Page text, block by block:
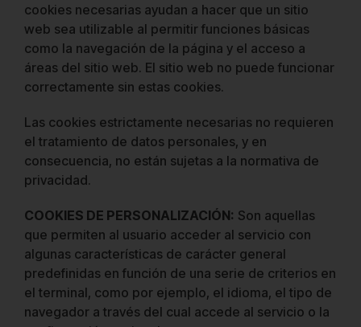
cookies necesarias ayudan a hacer que un sitio
web sea utilizable al permitir funciones básicas
como la navegación de la página y el acceso a
áreas del sitio web. El sitio web no puede funcionar
correctamente sin estas cookies.
Las cookies estrictamente necesarias no requieren
el tratamiento de datos personales, y en
consecuencia, no están sujetas a la normativa de
privacidad.
COOKIES DE PERSONALIZACIÓN: Son aquellas
que permiten al usuario acceder al servicio con
algunas características de carácter general
predefinidas en función de una serie de criterios en
el terminal, como por ejemplo, el idioma, el tipo de
navegador a través del cual accede al servicio o la